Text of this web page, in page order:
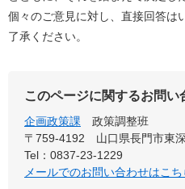
個々のご意見に対し、直接回答は
了承ください。
このページに関するお問い
企画政策課
政策調整班
〒759-4192
山口県長門市東
Tel：0837-23-1229
メールでのお問い合わせはこち